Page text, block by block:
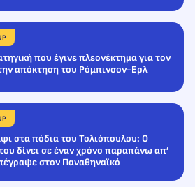
που έγινε πλεονέκτημα για τον
απόκτηση του Ρόμπινσον-Ερλ
στα πόδια του Τολιόπουλου: Ο
δίνει σε έναν χρόνο παραπάνω απ’
στον Παναθηναϊκό